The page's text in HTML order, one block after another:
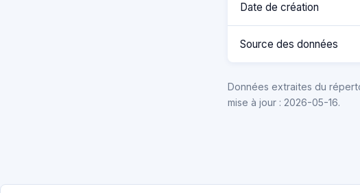
Date de création
Source des données
Données extraites du
mise à jour : 2026-05-16.